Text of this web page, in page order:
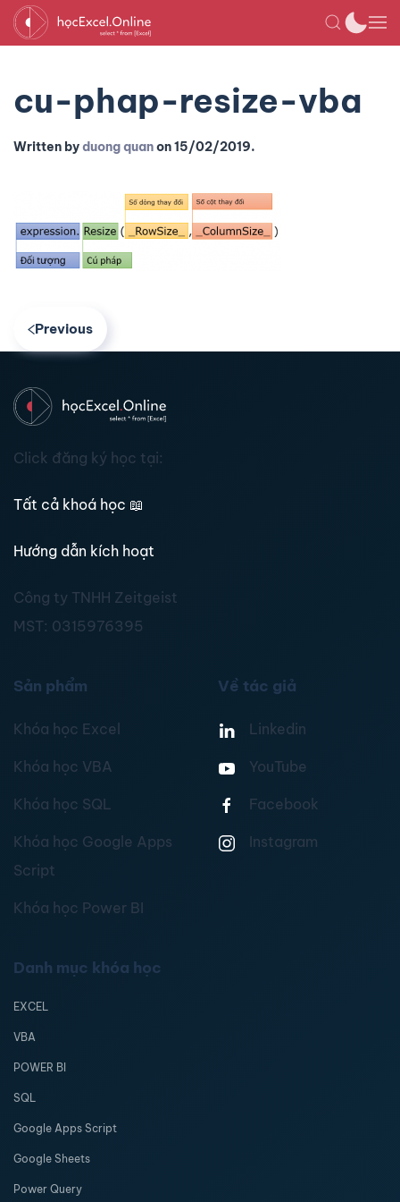
cu-phap-resize-vba
Written byduong quanon15/02/2019.
Previous
Click đăng ký học tại:
Tất cả khoá học 📖
Hướng dẫn kích hoạt
Công ty TNHH Zeitgeist
MST: 0315976395
Sản phẩm
Khóa học Excel
Khóa học VBA
Khóa học SQL
Khóa học Google Apps
Script
Khóa học Power BI
Về tác giả
Linkedin
YouTube
Facebook
Instagram
Danh mục khóa học
EXCEL
VBA
POWER BI
SQL
Google Apps Script
Google Sheets
Power Query